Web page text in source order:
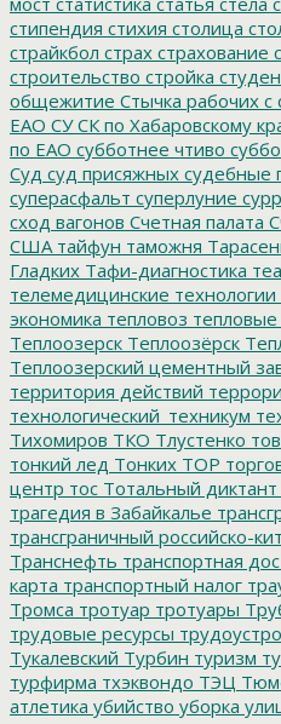
стипендия стихия столица
страйкбол страх страхование
строительство стройка
общежитие Стычка рабочих с
ЕАО СУ СК по Хабаровскому
по ЕАО субботнее чтиво
Суд суд присяжных судебные
суперасфальт суперлуние
сход вагонов Счетная палата
США тайфун таможня
Гладких Тафи-диагностика
телемедицинские технологии
экономика тепловоз тепловые
Теплоозерск Теплоозёрск
Теплоозерский цементный
территория действий
технологический_техникум
Тихомиров ТКО Тлустенко
тонкий лед Тонких ТОР
центр тос Тотальный диктант
трагедия в Забайкалье
трансграничный российско-
Транснефть транспортная
карта транспортный налог
Тромса тротуар тротуары
трудовые ресурсы
Тукалевский Турбин туризм
турфирма тхэквондо ТЭЦ
атлетика убийство уборка